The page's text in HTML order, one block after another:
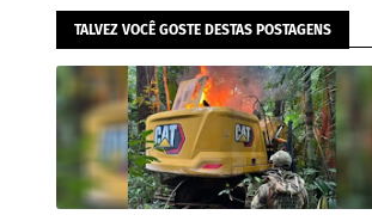
TALVEZ VOCÊ GOSTE DESTAS POSTAGENS